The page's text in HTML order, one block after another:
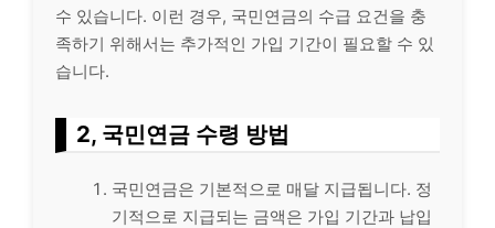
수 있습니다. 이런 경우, 국민연금의 수급 요건을 충
족하기 위해서는 추가적인 가입 기간이 필요할 수 있
습니다.
2, 국민연금 수령 방법
국민연금은 기본적으로 매달 지급됩니다. 정
기적으로 지급되는 금액은 가입 기간과 납입